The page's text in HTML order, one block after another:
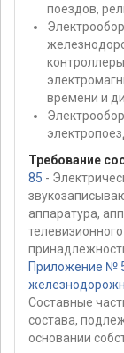
поездов,
времени и
Требование
85 -
аппаратура,
Приложение №
Составные
состава,
основании